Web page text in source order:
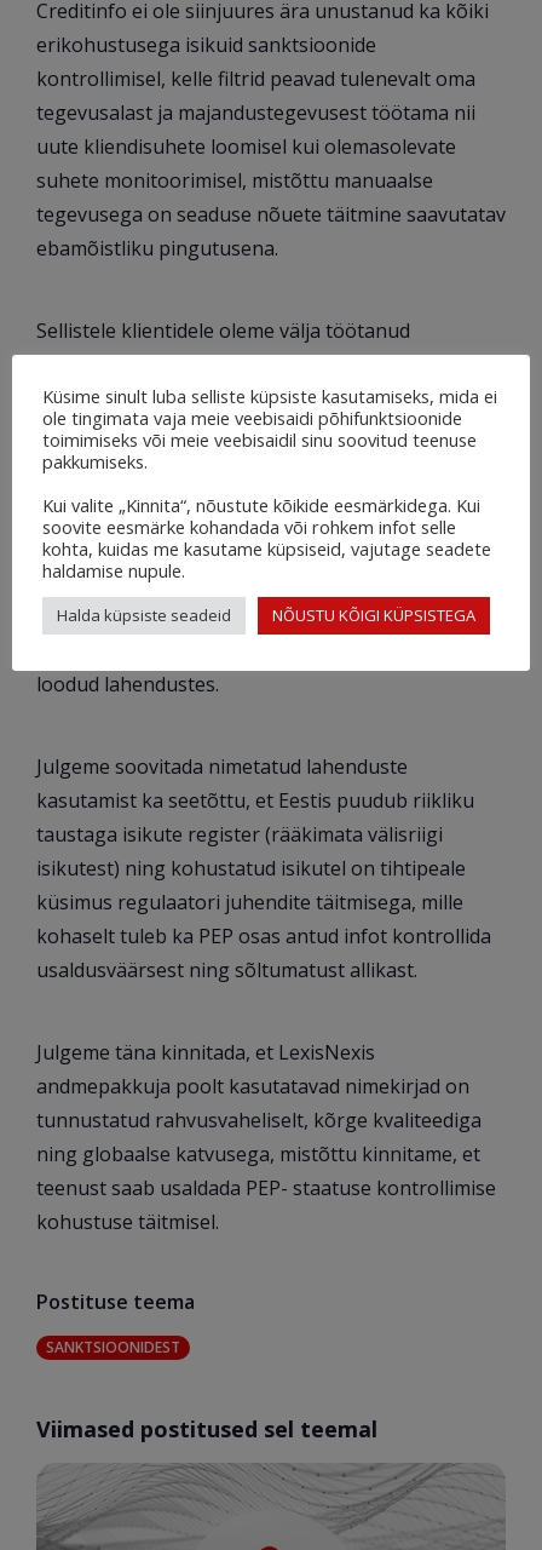
Creditinfo ei ole siinjuures ära unustanud ka kõiki
erikohustusega isikuid sanktsioonide
kontrollimisel, kelle filtrid peavad tulenevalt oma
tegevusalast ja majandustegevusest töötama nii
uute kliendisuhete loomisel kui olemasolevate
suhete monitoorimisel, mistõttu manuaalse
tegevusega on seaduse nõuete täitmine saavutatav
ebamõistliku pingutusena.
Sellistele klientidele oleme välja töötanud
kasutamiseks on kodusüsteemi lihtsalt
integreeritav API, mille kasutuselevõtul saate
teostada enda kliendibaasist päringuid juba enda
määratud regulaarsusega ja vajalikel juhtudel otse
vastu LexisNexis skriinimisnimekirju.
Kasutatav lahendus on usaldusväärne ning
loodud lahendustes.
Julgeme soovitada nimetatud lahenduste
kasutamist ka seetõttu, et Eestis puudub riikliku
taustaga isikute register (rääkimata välisriigi
isikutest) ning kohustatud isikutel on tihtipeale
küsimus regulaatori juhendite täitmisega, mille
kohaselt tuleb ka PEP osas antud infot kontrollida
usaldusväärsest ning sõltumatust allikast.
Julgeme täna kinnitada, et LexisNexis
andmepakkuja poolt kasutatavad nimekirjad on
tunnustatud rahvusvaheliselt, kõrge kvaliteediga
ning globaalse katvusega, mistõttu kinnitame, et
teenust saab usaldada PEP- staatuse kontrollimise
kohustuse täitmisel.
Postituse teema
SANKTSIOONIDEST
Viimased postitused sel teemal
Küsime sinult luba selliste küpsiste kasutamiseks, mida ei
ole tingimata vaja meie veebisaidi põhifunktsioonide
toimimiseks või meie veebisaidil sinu soovitud teenuse
pakkumiseks.
Kui valite „Kinnita“, nõustute kõikide eesmärkidega. Kui
soovite eesmärke kohandada või rohkem infot selle
kohta, kuidas me kasutame küpsiseid, vajutage seadete
haldamise nupule.
Halda küpsiste seadeid NÕUSTU KÕIGI KÜPSISTEGA